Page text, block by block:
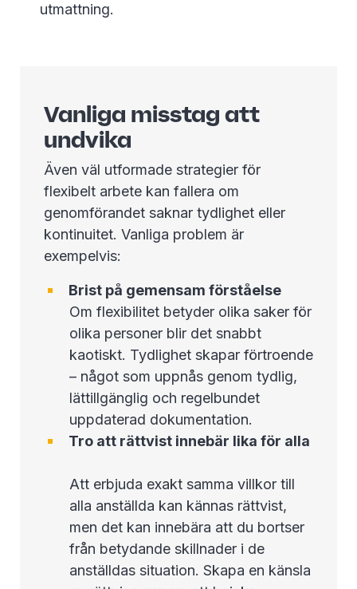
utmattning.
Vanliga misstag att
undvika
Även väl utformade strategier för
flexibelt arbete kan fallera om
genomförandet saknar tydlighet eller
kontinuitet. Vanliga problem är
exempelvis:
Brist på gemensam förståelse
Om flexibilitet betyder olika saker för
olika personer blir det snabbt
kaotiskt. Tydlighet skapar förtroende
– något som uppnås genom tydlig,
lättillgänglig och regelbundet
uppdaterad dokumentation.
Tro att rättvist innebär lika för alla
Att erbjuda exakt samma villkor till
alla anställda kan kännas rättvist,
men det kan innebära att du bortser
från betydande skillnader i de
anställdas situation. Skapa en känsla